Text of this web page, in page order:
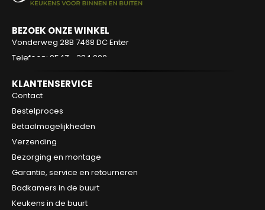
BEZOEK ONZE WINKEL
Vonderweg 28B 7468 DC Enter
Telefoon: 0547 - 384 000
KLANTENSERVICE
Contact
Bestelproces
Betaalmogelijkheden
Verzending
Bezorging en montage
Garantie, service en retourneren
Badkamers in de buurt
Keukens in de buurt